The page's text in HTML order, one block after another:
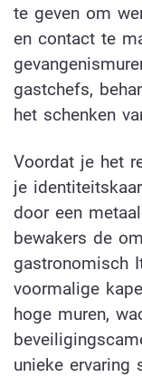
te geven om
en contact te
gastchefs,
het schenken
Voordat je het
je
door een
bewakers de
gastronomisch
voormalige
hoge muren,
unieke ervaring